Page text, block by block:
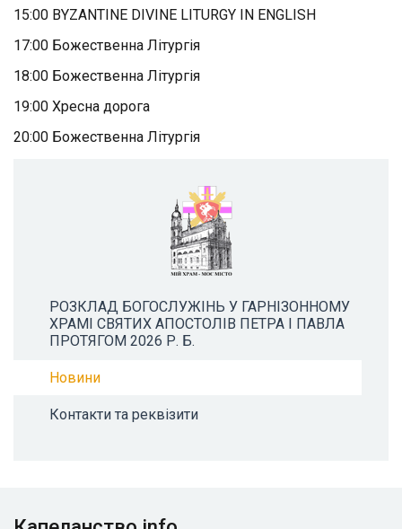
15:00 BYZANTINE DIVINE LITURGY IN ENGLISH
17:00 Божественна Літургія
18:00 Божественна Літургія
19:00 Хресна дорога
20:00 Божественна Літургія
РОЗКЛАД БОГОСЛУЖІНЬ У ГАРНІЗОННОМУ
ХРАМІ СВЯТИХ АПОСТОЛІВ ПЕТРА І ПАВЛА
ПРОТЯГОМ 2026 Р. Б.
Новини
Контакти та реквізити